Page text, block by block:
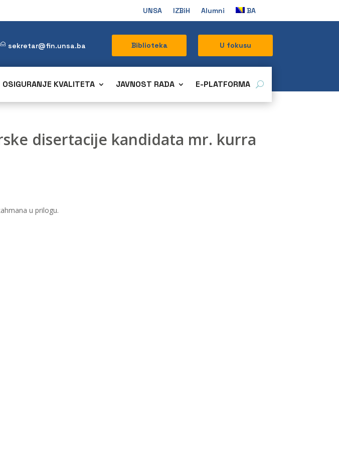
UNSA IZBiH Alumni BA
sekretar@fin.unsa.ba Biblioteka U fokusu
OSIGURANJE KVALITETA JAVNOST RADA E-PLATFORMA
disertacije kandidata mr. kurra
u prilogu.